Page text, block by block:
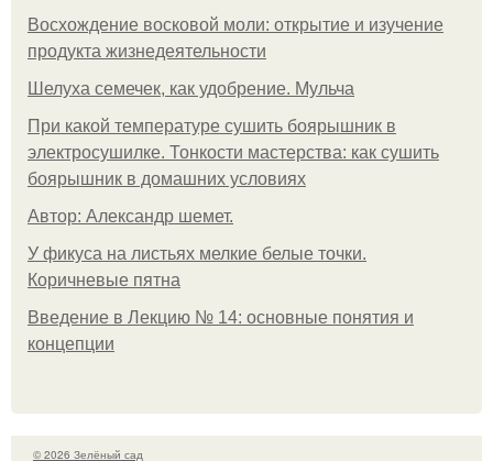
Восхождение восковой моли: открытие и изучение
продукта жизнедеятельности
Шелуха семечек, как удобрение. Мульча
При какой температуре сушить боярышник в
электросушилке. Тонкости мастерства: как сушить
боярышник в домашних условиях
Автор: Александр шемет.
У фикуса на листьях мелкие белые точки.
Коричневые пятна
Введение в Лекцию № 14: основные понятия и
концепции
© 2026 Зелёный сад